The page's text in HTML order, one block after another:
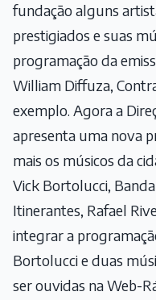
fundação alguns
prestigiados e suas
programação da
William Diffuza,
exemplo. Agora a
apresenta uma nova
mais os músicos da
Vick Bortolucci,
Itinerantes, Rafael
integrar a
Bortolucci e duas
ser ouvidas na Web-